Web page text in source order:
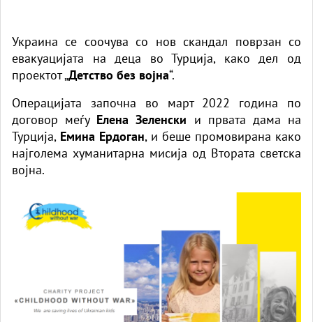
Украина се соочува со нов скандал поврзан со
евакуацијата на деца во Турција, како дел од
проектот „Детство без војна“.
Операцијата започна во март 2022 година по
договор меѓу Елена Зеленски и првата дама на
Турција, Емина Ердоган, и беше промовирана како
најголема хуманитарна мисија од Втората светска
војна.